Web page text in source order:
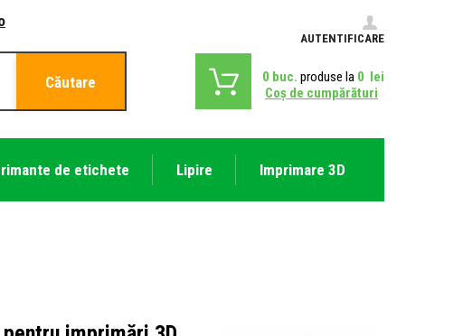
AUTENTIFICARE
Căutare 0 buc. produse la 0 lei
Coş de cumpărături
de etichete Lipire Imprimare 3D